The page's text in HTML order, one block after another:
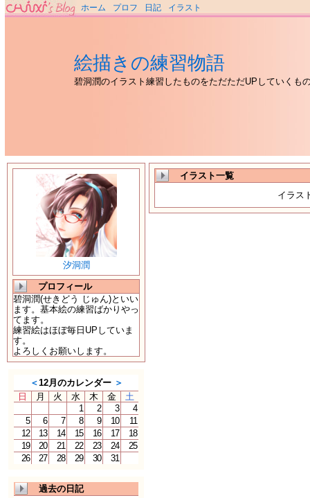
ホーム プロフ 日記 イラスト
絵描きの練習物語
碧洞潤のイラスト練習したものをただただUPしていくも
汐洞潤
プロフィール
碧洞潤(せきどう じゅん)といい
ます。基本絵の練習ばかりやっ
てます。
練習絵はほぼ毎日UPしていま
す。
よろしくお願いします。
＜12月のカレンダー ＞
日
月 火 水 木 金
土
1
2 3
4
5
6 7 8 9 10
11
12
13 14 15 16 17
18
19
20 21 22 23 24
25
26
27 28 29 30 31
過去の日記
イラスト一覧
イラス